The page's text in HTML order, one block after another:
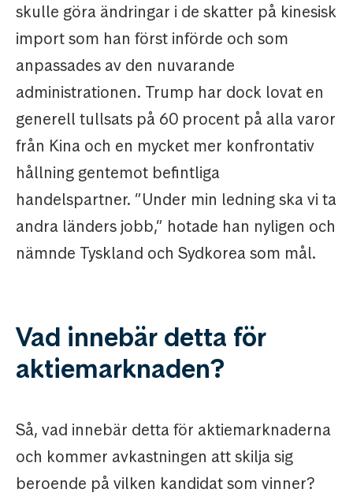
skulle göra ändringar i de skatter på kinesisk
import som han först införde och som
anpassades av den nuvarande
administrationen. Trump har dock lovat en
generell tullsats på 60 procent på alla varor
från Kina och en mycket mer konfrontativ
hållning gentemot befintliga
handelspartner. ”Under min ledning ska vi ta
andra länders jobb,” hotade han nyligen och
nämnde Tyskland och Sydkorea som mål.
Vad innebär detta för
aktiemarknaden?
Så, vad innebär detta för aktiemarknaderna
och kommer avkastningen att skilja sig
beroende på vilken kandidat som vinner?